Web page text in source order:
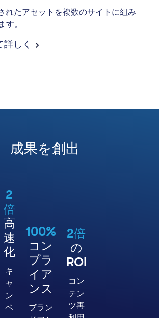
れたアセットを複数のサイトに組み
す。
しく
成果を創出
2
倍
高
速
化
キ
ャ
ン
ペ
100%
コン
プラ
イア
ンス
ブラン
2倍
の
ROI
コン
テン
ツ再